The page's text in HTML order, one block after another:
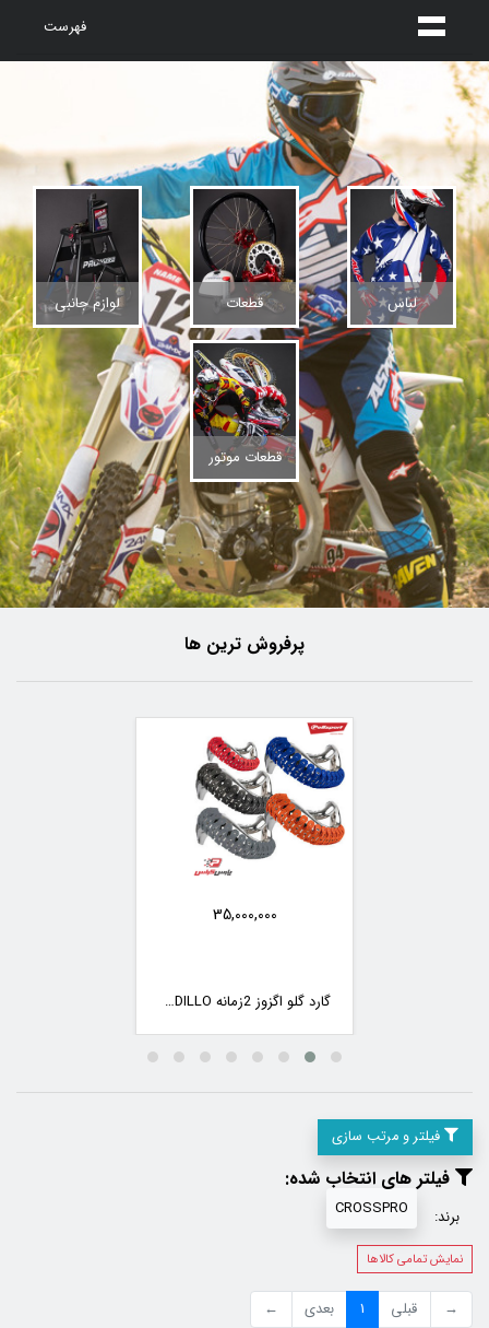
فهرست
لباس قطعات لوازم جانبی
قطعات موتور
پرفروش ترین ها
35,000,000
گارد گلو اگزوز 2زمانه ARMADILLO
فیلتر و مرتب سازی
فیلتر های انتخاب شده:
برند: CROSSPRO
نمایش تمامی کالاها
→ قبلی 1 بعدی ←